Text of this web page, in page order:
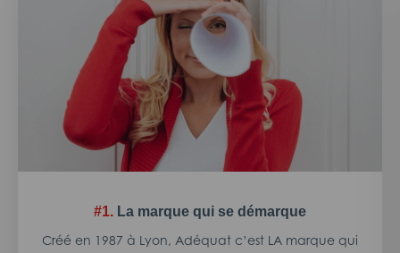
#1. La marque qui se démarque
Créé en 1987 à Lyon, Adéquat c’est LA marque qui